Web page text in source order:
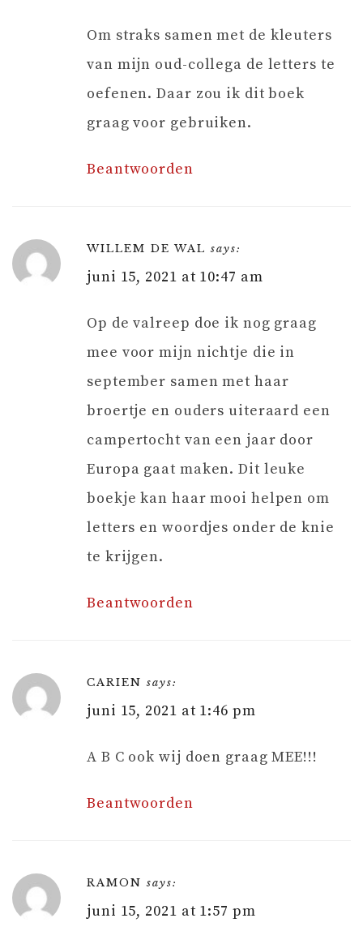
Om straks samen met de kleuters
van mijn oud-collega de letters te
oefenen. Daar zou ik dit boek
graag voor gebruiken.
Beantwoorden
WILLEM DE WAL says:
juni 15, 2021 at 10:47 am
Op de valreep doe ik nog graag
mee voor mijn nichtje die in
september samen met haar
broertje en ouders uiteraard een
campertocht van een jaar door
Europa gaat maken. Dit leuke
boekje kan haar mooi helpen om
letters en woordjes onder de knie
te krijgen.
Beantwoorden
CARIEN says:
juni 15, 2021 at 1:46 pm
A B C ook wij doen graag MEE!!!
Beantwoorden
RAMON says:
juni 15, 2021 at 1:57 pm